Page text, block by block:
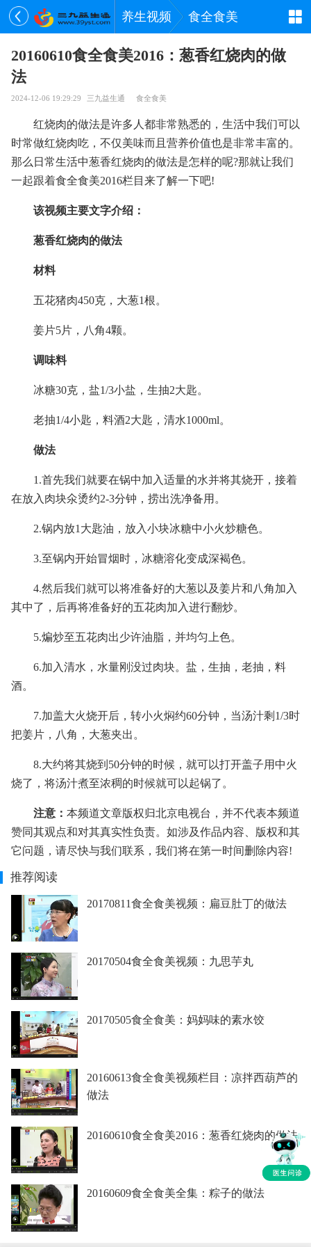
养生视频 食全食美
20160610食全食美2016：葱香红烧肉的做
法
2024-12-06 19:29:29 三九益生通 食全食美
红烧肉的做法是许多人都非常熟悉的，生活中我们可以
时常做红烧肉吃，不仅美味而且营养价值也是非常丰富的。
那么日常生活中葱香红烧肉的做法是怎样的呢?那就让我们
一起跟着食全食美2016栏目来了解一下吧!
该视频主要文字介绍：
葱香红烧肉的做法
材料
五花猪肉450克，大葱1根。
姜片5片，八角4颗。
调味料
冰糖30克，盐1/3小盐，生抽2大匙。
老抽1/4小匙，料酒2大匙，清水1000ml。
做法
1.首先我们就要在锅中加入适量的水并将其烧开，接着
在放入肉块氽烫约2-3分钟，捞出洗净备用。
2.锅内放1大匙油，放入小块冰糖中小火炒糖色。
3.至锅内开始冒烟时，冰糖溶化变成深褐色。
4.然后我们就可以将准备好的大葱以及姜片和八角加入
其中了，后再将准备好的五花肉加入进行翻炒。
5.煸炒至五花肉出少许油脂，并均匀上色。
6.加入清水，水量刚没过肉块。盐，生抽，老抽，料
酒。
7.加盖大火烧开后，转小火焖约60分钟，当汤汁剩1/3时
把姜片，八角，大葱夹出。
8.大约将其烧到50分钟的时候，就可以打开盖子用中火
烧了，将汤汁煮至浓稠的时候就可以起锅了。
注意： 本频道文章版权归北京电视台，并不代表本频道
赞同其观点和对其真实性负责。如涉及作品内容、版权和其
它问题，请尽快与我们联系，我们将在第一时间删除内容!
推荐阅读
20170811食全食美视频：扁豆肚丁的做法
20170504食全食美视频：九思芋丸
20170505食全食美：妈妈味的素水饺
20160613食全食美视频栏目：凉拌西葫芦的
做法
20160610食全食美2016：葱香红烧肉的做法
20160609食全食美全集：粽子的做法